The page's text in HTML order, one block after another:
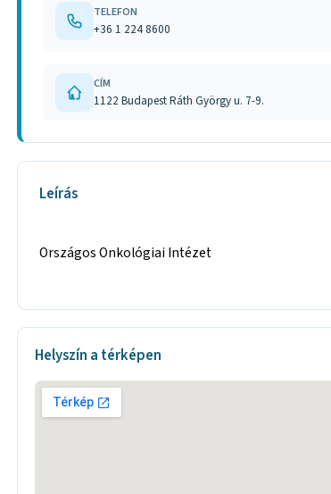
TELEFON
+36 1 224 8600
CÍM
1122 Budapest Ráth György u. 7-9.
Leírás
Országos Onkológiai Intézet
Helyszín a térképen